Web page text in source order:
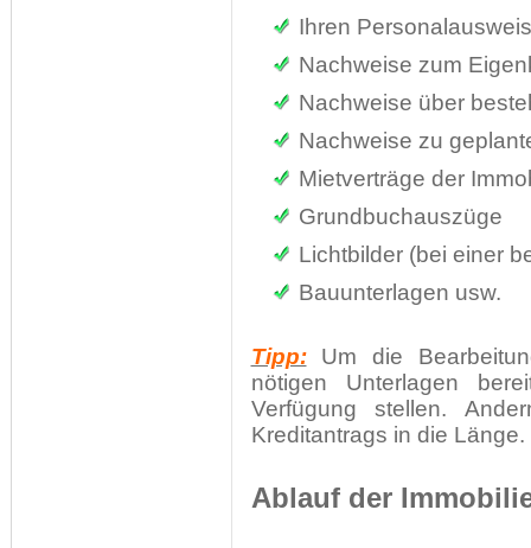
Ihren Personalausweis
Nachweise zum
Nachweise über
Nachweise zu
Mietverträge der
Grundbuchauszüge
Lichtbilder (bei einer
Bauunterlagen usw.
Tipp:Um die
nötigen Unterlagen
Verfügung stellen.
Kreditantrags in die Länge.
Ablauf der